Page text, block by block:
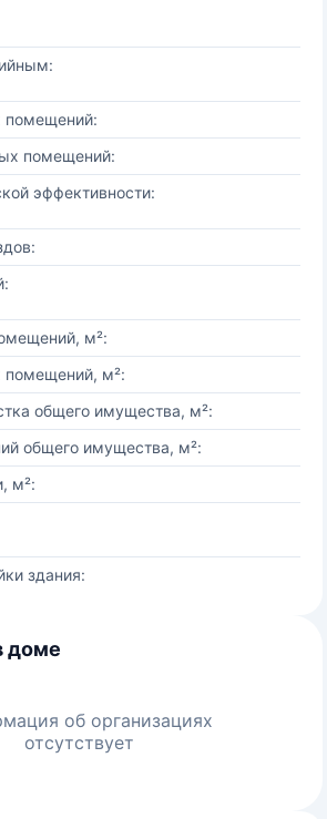
помещений:
помещений:
эффективности:
м²:
м²:
общего имущества, м²:
общего имущества, м²:
м²:
здания:
доме
об организациях
отсутствует